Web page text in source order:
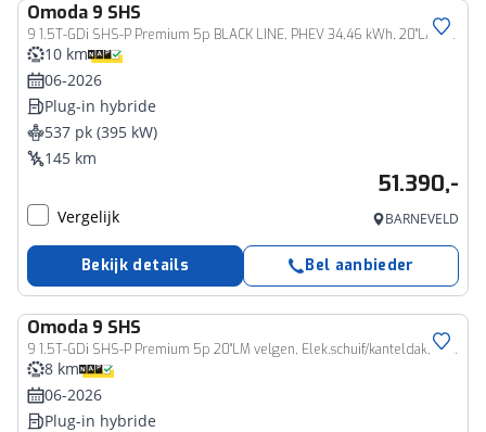
Omoda 9 SHS
9 1.5T-GDi SHS-P Premium 5p BLACK LINE, PHEV 34,46 kWh, 20"LM velgen, Elek.schuif/kanteldak, 360 Camera, 1.500 kg trekgewicht
10 km
06-2026
Plug-in hybride
537 pk (395 kW)
145 km
51.390,-
Vergelijk BARNEVELD
Bekijk details Bel aanbieder
Omoda 9 SHS
9 1.5T-GDi SHS-P Premium 5p 20"LM velgen, Elek.schuif/kanteldak, Camera voor/achter, 1.500 kg trekgewicht
8 km
06-2026
Plug-in hybride